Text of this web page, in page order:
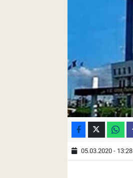
05.03.2020 - 13:28
Şeker ve Şekerli Mamüller
Tahıllar ve Baklagiller